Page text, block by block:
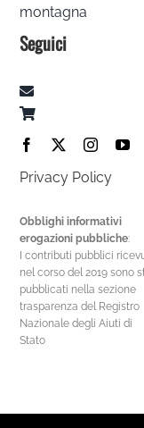
montagna
Seguici
Privacy Policy
Obblighi informativi
erogazioni pubbliche:
I contributi pubblici
nel corso del 2019 sono
pubblicati nella sezione
trasparenza del Registro
Nazionale degli Aiuti di
Stato